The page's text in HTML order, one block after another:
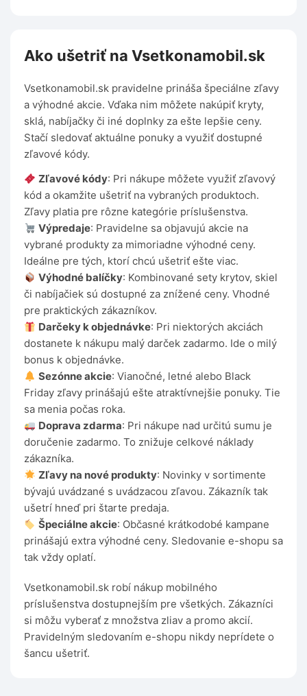
Ako ušetriť na Vsetkonamobil.sk
Vsetkonamobil.sk pravidelne prináša špeciálne zľavy
a výhodné akcie. Vďaka nim môžete nakúpiť kryty,
sklá, nabíjačky či iné doplnky za ešte lepšie ceny.
Stačí sledovať aktuálne ponuky a využiť dostupné
zľavové kódy.
Zľavové kódy: Pri nákupe môžete využiť zľavový
kód a okamžite ušetriť na vybraných produktoch.
Zľavy platia pre rôzne kategórie príslušenstva.
Výpredaje: Pravidelne sa objavujú akcie na
vybrané produkty za mimoriadne výhodné ceny.
Ideálne pre tých, ktorí chcú ušetriť ešte viac.
Výhodné balíčky: Kombinované sety krytov, skiel
či nabíjačiek sú dostupné za znížené ceny. Vhodné
pre praktických zákazníkov.
Darčeky k objednávke: Pri niektorých akciách
dostanete k nákupu malý darček zadarmo. Ide o milý
bonus k objednávke.
Sezónne akcie: Vianočné, letné alebo Black
Friday zľavy prinášajú ešte atraktívnejšie ponuky. Tie
sa menia počas roka.
Doprava zdarma: Pri nákupe nad určitú sumu je
doručenie zadarmo. To znižuje celkové náklady
zákazníka.
Zľavy na nové produkty: Novinky v sortimente
bývajú uvádzané s uvádzacou zľavou. Zákazník tak
ušetrí hneď pri štarte predaja.
Špeciálne akcie: Občasné krátkodobé kampane
prinášajú extra výhodné ceny. Sledovanie e-shopu sa
tak vždy oplatí.
Vsetkonamobil.sk robí nákup mobilného
príslušenstva dostupnejším pre všetkých. Zákazníci
si môžu vyberať z množstva zliav a promo akcií.
Pravidelným sledovaním e-shopu nikdy neprídete o
šancu ušetriť.